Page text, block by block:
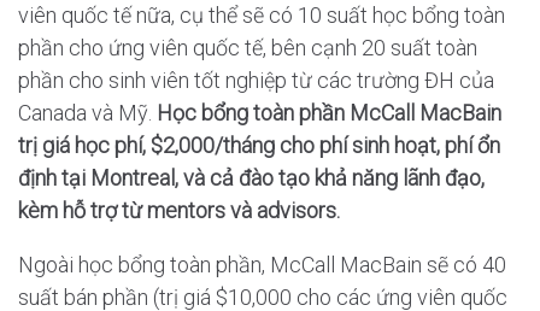
viên quốc tế nữa, cụ thể sẽ có 10 suất học bổng toàn
phần cho ứng viên quốc tế, bên cạnh 20 suất toàn
phần cho sinh viên tốt nghiệp từ các trường ĐH của
Canada và Mỹ. Học bổng toàn phần McCall MacBain
trị giá học phí, $2,000/tháng cho phí sinh hoạt, phí ổn
định tại Montreal, và cả đào tạo khả năng lãnh đạo,
kèm hỗ trợ từ mentors và advisors.
Ngoài học bổng toàn phần, McCall MacBain sẽ có 40
suất bán phần (trị giá $10,000 cho các ứng viên quốc